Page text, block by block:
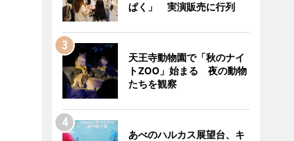
ぱく」 実演販売に行列
天王寺動物園で「秋のナイ
トZOO」始まる 夜の動物
たちを観察
あべのハルカス展望台、キ